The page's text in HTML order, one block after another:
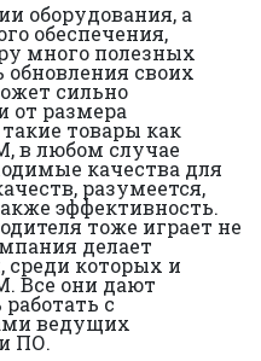
оборудования, а
обеспечения,
много полезных
своих
сильно
от размера
товары как
в любом случае
качества для
разумеется,
эффективность.
тоже играет не
делает
среди которых и
Все они дают
с
ведущих
ПО.